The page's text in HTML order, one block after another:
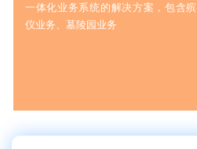
一体化业务系统的解决方案，包含殡
仪业务、墓陵园业务